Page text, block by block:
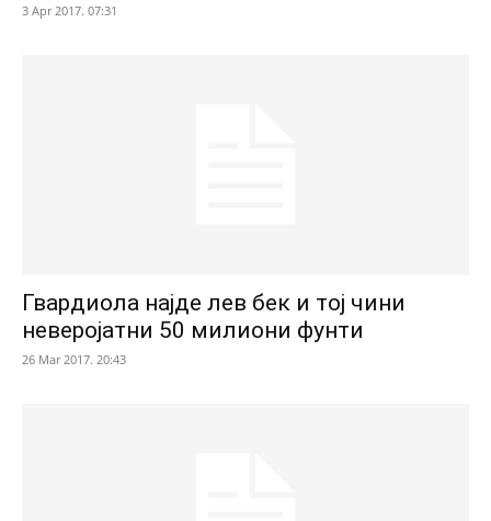
3 Apr 2017. 07:31
Гвардиола најде лев бек и тој чини
неверојатни 50 милиони фунти
26 Mar 2017. 20:43